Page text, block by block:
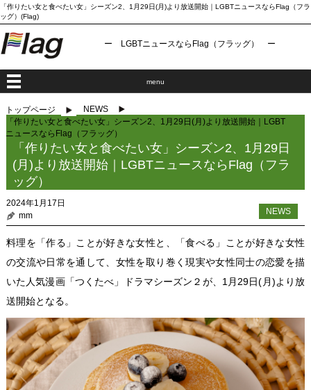
「作りたい女と食べたい女」シーズン2、1月29日(月)より放送開始｜LGBTニュースならFlag（フラ
ッグ）(Flag)
ー LGBTニュースならFlag（フラッグ） ー
menu
トップページ
NEWS
「作りたい女と食べたい女」シーズン2、1月29日(月)より放送開始｜LGBT
ニュースならFlag（フラッグ）
「作りたい女と食べたい女」シーズン2、1月29日
(月)より放送開始｜LGBTニュースならFlag（フラ
ッグ）
NEWS
2024年1月17日
mm
料理を「作る」ことが好きな女性と、「食べる」ことが好きな女性
の交流や日常を通して、女性を取り巻く現実や女性同士の恋愛を描
いた人気漫画「つくたべ」ドラマシーズン２が、1月29日(月)より放
送開始となる。